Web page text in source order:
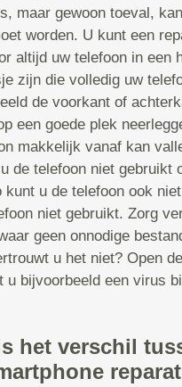
maar gewoon toeval,
worden. U kunt een
altijd uw telefoon in een
zijn die volledig uw
de voorkant of
een goede plek
makkelijk vanaf kan
de telefoon niet gebruikt
kunt u de telefoon ook
niet gebruikt. Zorg
geen onnodige
u het niet? Open
u bijvoorbeeld een virus
het verschil